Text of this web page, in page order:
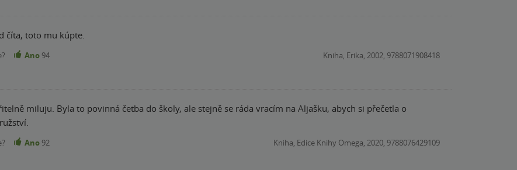
číta, toto mu kúpte.
Ano 94 Kniha, Erika, 2002, 9788071908418
miluju. Byla to povinná četba do školy, ale stejně se ráda vracím na Aljašku, abych si přečetla o
Ano 92 Kniha, Edice Knihy Omega, 2020, 9788076429109